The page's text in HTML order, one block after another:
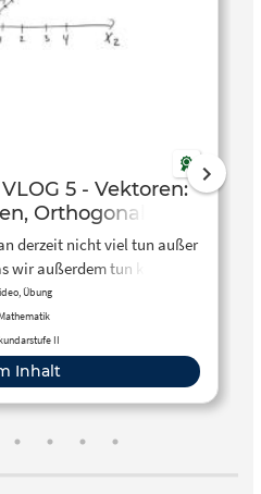
5 - Vektoren:
Orthogonalität,
Fläche, Volumen
derzeit nicht viel tun außer
wir außerdem tun können:
wie es nur geht.
D...
Übung
Mathematik
II
Inhalt